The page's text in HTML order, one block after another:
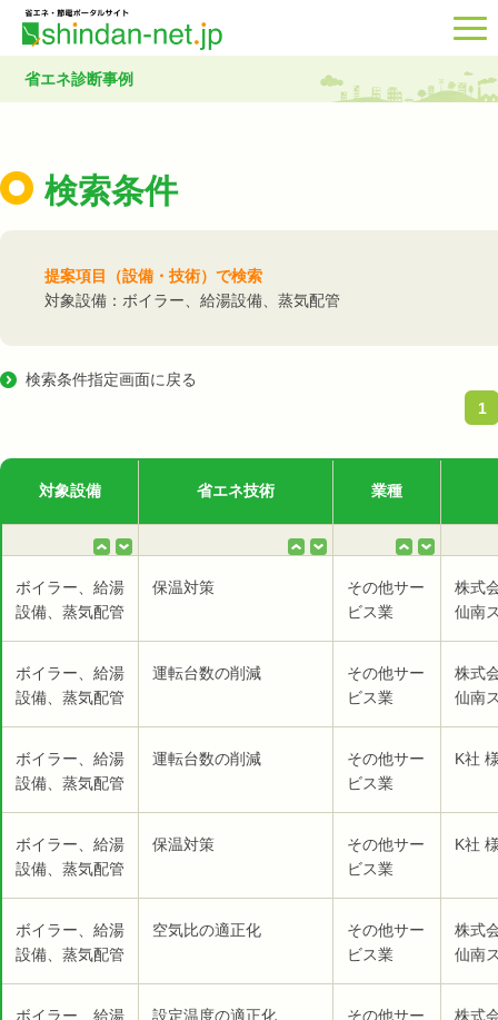
省エネ診断事例
検索条件
提案項目（設備・技術）で検索
対象設備：ボイラー、給湯設備、蒸気配管
検索条件指定画面に戻る
1
対象設備 省エネ技術 業種
ボイラー、給湯
設備、蒸気配管
保温対策
その他サー
ビス業
株式
仙南
ボイラー、給湯
設備、蒸気配管
運転台数の削減
その他サー
ビス業
株式
仙南
ボイラー、給湯
設備、蒸気配管
運転台数の削減
その他サー
ビス業
K社
ボイラー、給湯
設備、蒸気配管
保温対策
その他サー
ビス業
K社
ボイラー、給湯
設備、蒸気配管
空気比の適正化
その他サー
ビス業
株式
仙南
ボイラー、給湯
設定温度の適正化
その他サー
株式